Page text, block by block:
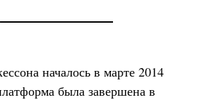
началось в марте 2014
была завершена в